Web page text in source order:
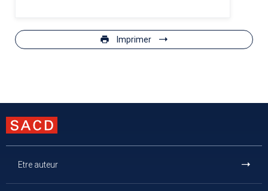
Imprimer
Etre auteur